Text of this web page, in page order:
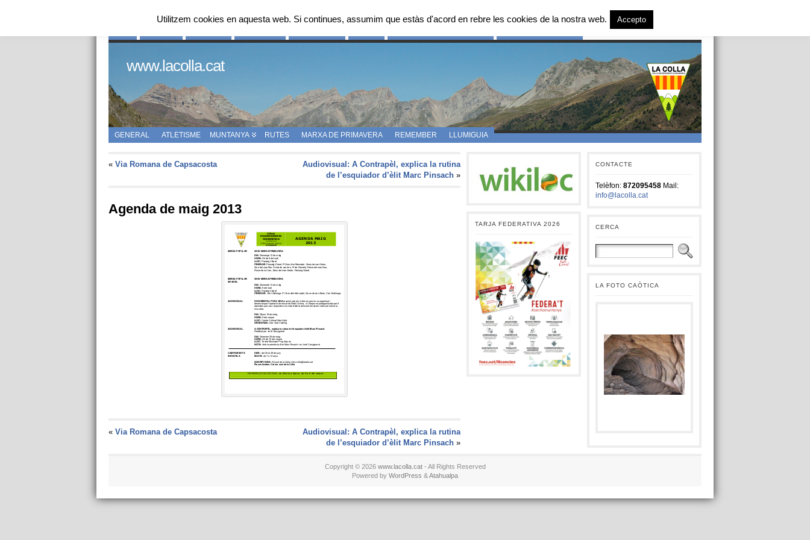
www.lacolla.cat
GENERAL ATLETISME MUNTANYA RUTES MARXA DE PRIMAVERA REMEMBER LLUMIGUIA
« Via Romana de Capsacosta
Audiovisual: A Contrapèl, explica la rutina
de l’esquiador d’èlit Marc Pinsach »
Agenda de maig 2013
« Via Romana de Capsacosta
Audiovisual: A Contrapèl, explica la rutina
de l’esquiador d’èlit Marc Pinsach »
TARJA FEDERATIVA 2026
CONTACTE
Telèfon: 872095458 Mail:
info@lacolla.cat
CERCA
LA FOTO CAÒTICA
Copyright © 2026 www.lacolla.cat- All Rights Reserved
Powered by WordPress &Atahualpa
Utilitzem cookies en aquesta web. Si continues, assumim que estàs d'acord en rebre les cookies de la nostra web. Accepto